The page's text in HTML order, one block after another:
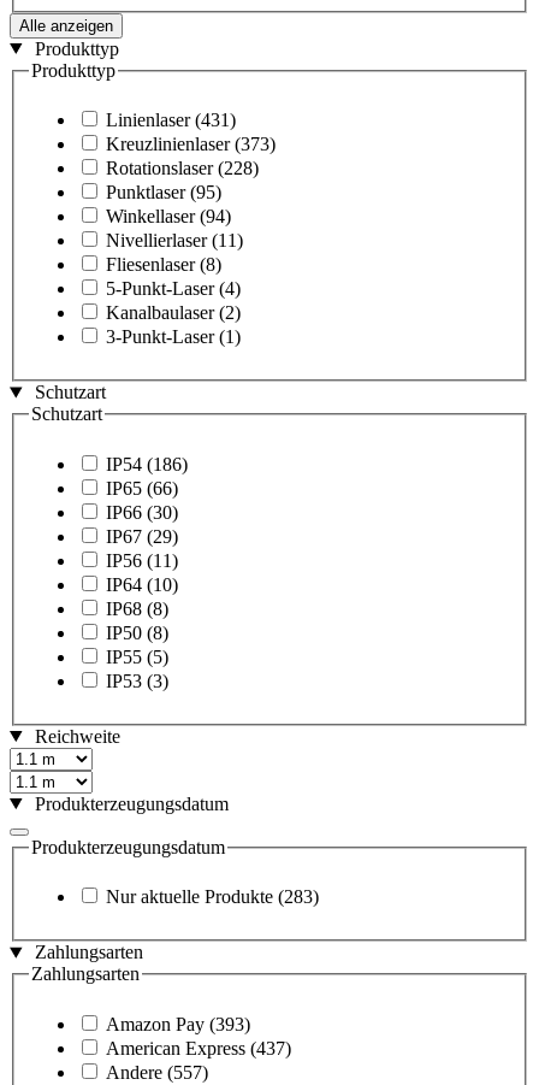
Alle anzeigen
Produkttyp
Produkttyp
Linienlaser (431)
Kreuzlinienlaser (373)
Rotationslaser (228)
Punktlaser (95)
Winkellaser (94)
Nivellierlaser (11)
Fliesenlaser (8)
5-Punkt-Laser (4)
Kanalbaulaser (2)
3-Punkt-Laser (1)
Schutzart
Schutzart
IP54 (186)
IP65 (66)
IP66 (30)
IP67 (29)
IP56 (11)
IP64 (10)
IP68 (8)
IP50 (8)
IP55 (5)
IP53 (3)
Reichweite
Produkterzeugungsdatum
Produkterzeugungsdatum
Nur aktuelle Produkte (283)
Zahlungsarten
Zahlungsarten
Amazon Pay (393)
American Express (437)
Andere (557)